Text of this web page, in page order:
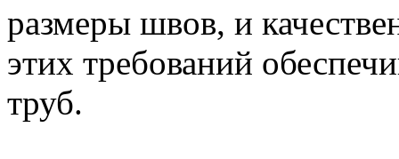
размеры швов, и
этих требований
труб.